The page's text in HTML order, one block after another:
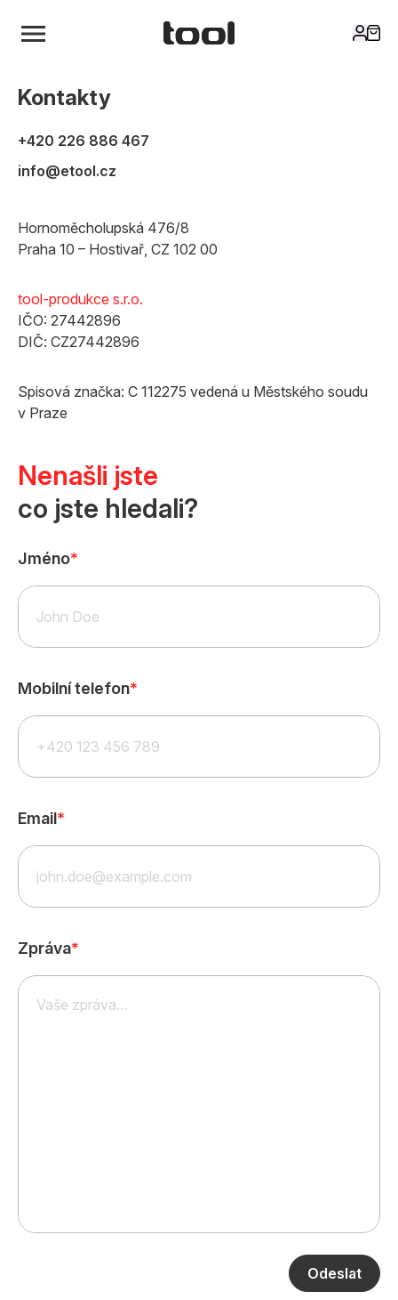
Kontakty
+420 226 886 467
info@etool.cz
Hornoměcholupská 476/8
Praha 10 – Hostivař, CZ 102 00
tool-produkce s.r.o.
IČO: 27442896
DIČ: CZ27442896
Spisová značka: C 112275 vedená u Městského soudu
v Praze
Nenašli jste
co jste hledali?
Jméno*
Mobilní telefon*
Email*
Zpráva*
Odeslat